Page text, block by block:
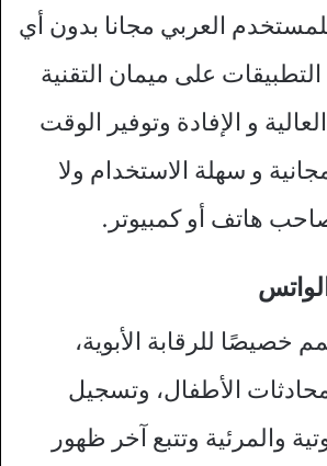
العربي مجانا بدون أي
على ميمان التقنية
العالية و الإفادة وتوفير الوقت
و سهلة الاستخدام ولا
هاتف أو كمبيوتر.
خصيصًا للرقابة الأبوية،
الأطفال، وتسجيل
والمرئية وتتبع آخر ظهور